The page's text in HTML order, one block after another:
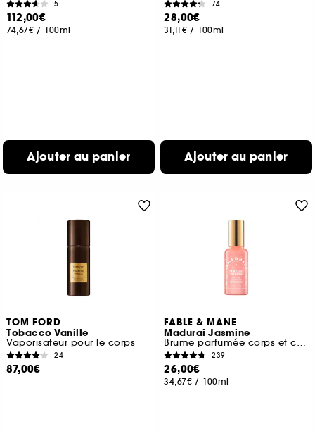
5
112,00€
74,67€ / 100ml
Ajouter au panier
74
28,00€
31,11€ / 100ml
Ajouter au panier
TOM FORD
Tobacco Vanille
Vaporisateur pour le corps
24
87,00€
FABLE & MANE
Madurai Jasmine
Brume parfumée corps et cheveux
239
26,00€
34,67€ / 100ml